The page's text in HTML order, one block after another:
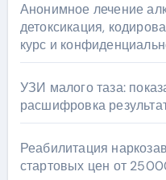
Анонимное лечение
детоксикация,
курс и
УЗИ малого таза:
расшифровка
Реабилитация
стартовых цен от